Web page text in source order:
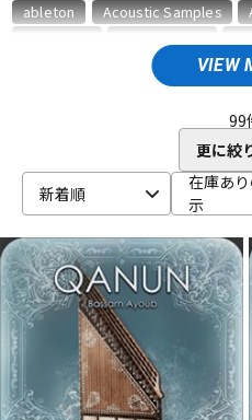
アンプ
DTM オンライン納品
配信/ライブ機器
中古
VIEW
ableton Acoustic Samples
Artiphon ARTRIG
audio-technica
CME PRO
CRYPTON
EAST WEST
ENHANCIA ESI
FabFilter
FLUX:: Focusrite
GARRITAN
GATOR Frameworks
HEAVYOCITY
HEiL SOUND
iConnectivity
IK Multimedia
IMAGE LINE SOFTWARE
iZotope
99
更に絞
新着順
在庫あ
示